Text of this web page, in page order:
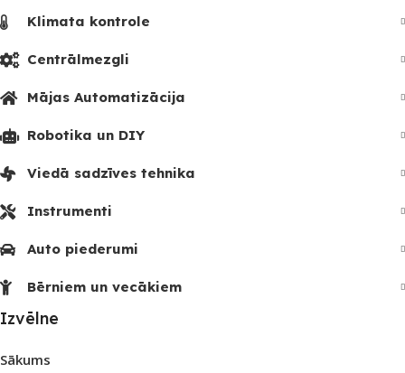
Klimata kontrole
Centrālmezgli
Mājas Automatizācija
Robotika un DIY
Viedā sadzīves tehnika
Instrumenti
Auto piederumi
Bērniem un vecākiem
Izvēlne
Sākums